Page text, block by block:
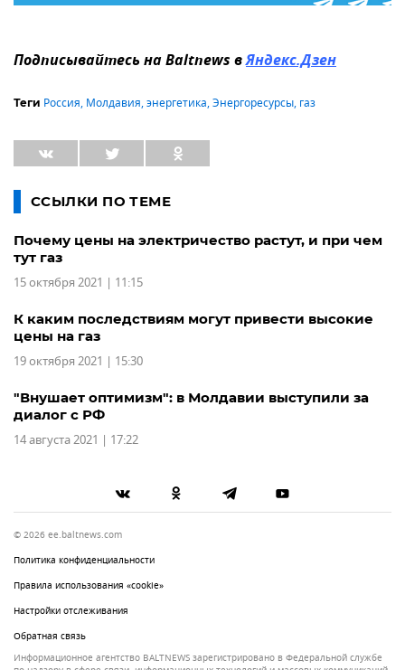
Подписывайтесь на Baltnews вЯндекс.Дзен
Теги Россия, Молдавия,энергетика,Энергоресурсы, газ
ССЫЛКИ ПО ТЕМЕ
Почему цены на электричество растут, и при чем
тут газ
15 октября 2021 | 11:15
К каким последствиям могут привести высокие
цены на газ
19 октября 2021 | 15:30
"Внушает оптимизм": в Молдавии выступили за
диалог с РФ
14 августа 2021 | 17:22
© 2026 ee.baltnews.com
Политика конфиденциальности
Правила использования «cookie»
Настройки отслеживания
Обратная связь
Информационное агентство BALTNEWS зарегистрировано в Федеральной службе